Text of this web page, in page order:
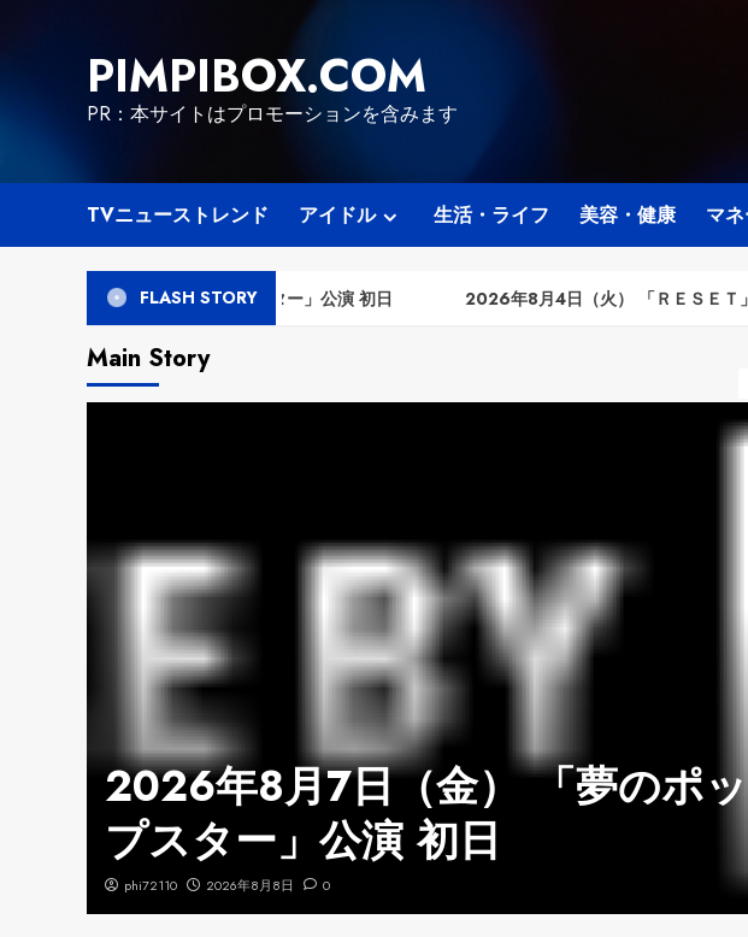
PIMPIBOX.COM
PR：本サイトはプロモーションを含みます
TVニューストレンド アイドル 生活・ライフ 美容・健康 マ
FLASH STORY
） 「夢のポップスター」公演 初日 2026年8月4日（火） 「ＲＥＳＥＴ」公演
Main Story
2026年8月7日（金） 「夢のポッ
プスター」公演 初日
phi72110 2026年8月8日 0